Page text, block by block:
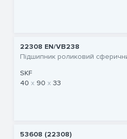
22308 EN/VB238
Підшипник роликовий
SKF
40
90 33
53608 (22308)